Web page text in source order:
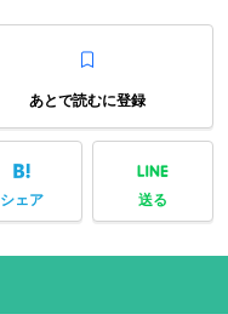
あとで読むに登録
シェア 送る